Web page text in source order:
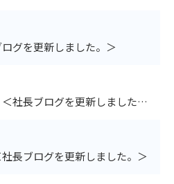
グを更新しました。＞
「シンガポール出張２」＜社長ブログを更新しました。＞
社長ブログを更新しました。＞